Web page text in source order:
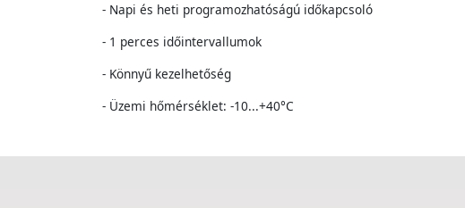
- Napi és heti programozhatóságú időkapcsoló
- 1 perces időintervallumok
- Könnyű kezelhetőség
- Üzemi hőmérséklet: -10...+40°C